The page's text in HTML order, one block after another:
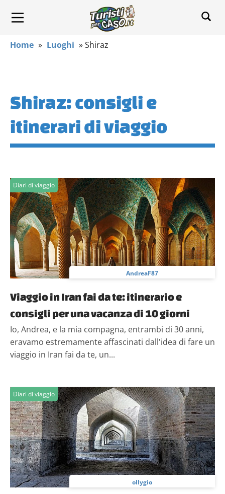
Home » Luoghi »Shiraz
Shiraz: consigli e
itinerari di viaggio
Diari di viaggio
AndreaF87
Viaggio in Iran fai da te: itinerario e
consigli per una vacanza di 10 giorni
Io, Andrea, e la mia compagna, entrambi di 30 anni,
eravamo estremamente affascinati dall'idea di fare un
viaggio in Iran fai da te, un...
Diari di viaggio
ollygio